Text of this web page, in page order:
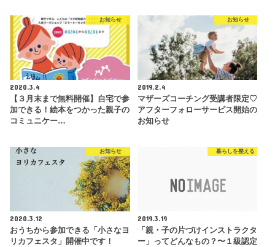
お知らせ
2020.3.4
【３月末まで無料開催】自宅で参
加できる！絵本をつかった親子の
コミュニケー…
お知らせ
2019.2.4
マザーズコーチング受講者限定♡
アフターフォローサービス開始の
お知らせ
お知らせ
2020.3.12
おうちから参加できる「小さなヨ
リカフェスタ」開催中です！
暮らしを整える
2019.3.19
「親・子の片づけインストラクタ
ー」ってどんなもの？〜１級認定